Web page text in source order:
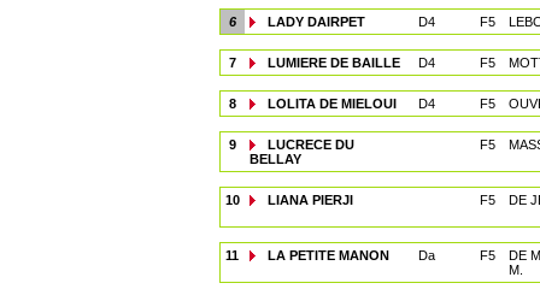
6 LADY DAIRPET D4 F5
7 LUMIERE DE BAILLE D4 F5
8 LOLITA DE MIELOUI D4 F5
9
LUCRECE DU
BELLAY
F5
10 LIANA PIERJI F5 DE
11 LA PETITE MANON Da F5
DE
M.